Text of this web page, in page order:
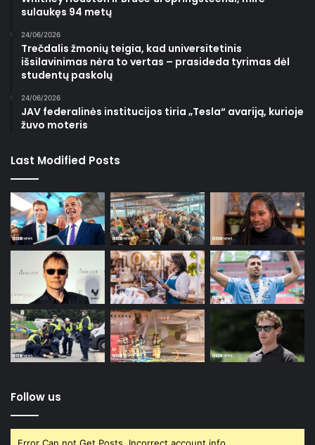
sulaukęs 94 metų
24/06/2026
Trečdalis žmonių teigia, kad universitetinis
išsilavinimas nėra to vertas – prasideda tyrimas dėl
studentų paskolų
24/06/2026
JAV federalinės institucijos tiria „Tesla“ avariją, kurioje
žuvo moteris
Last Modified Posts
Follow us